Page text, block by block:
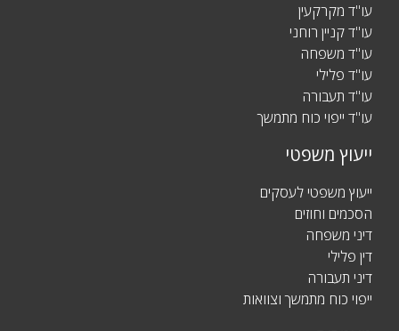
עו"ד מקרקעין
עו"ד קניין רוחני
עו"ד משפחה
עו"ד פלילי
עו"ד תעבורה
עו"ד ייפוי כוח מתמשך
ייעוץ משפטי
ייעוץ משפטי לעסקים
הסכמים וחוזים
דיני משפחה
דין פלילי
דיני תעבורה
ייפוי כוח מתמשך וצוואות